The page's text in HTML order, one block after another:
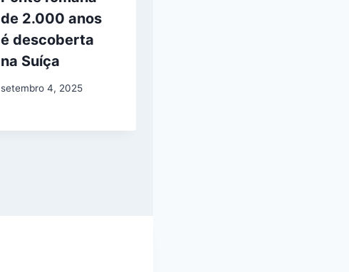
de 2.000 anos
é descoberta
na Suíça
setembro 4, 2025